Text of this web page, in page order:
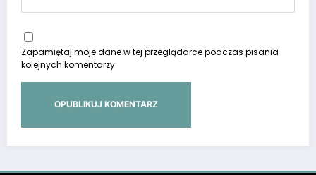
Zapamiętaj moje dane w tej przeglądarce podczas pisania
kolejnych komentarzy.